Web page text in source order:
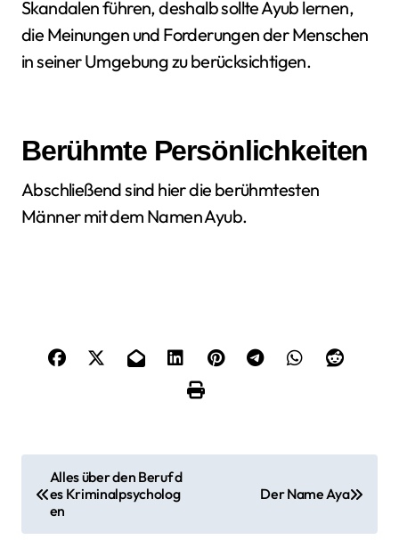
Skandalen führen, deshalb sollte Ayub lernen,
die Meinungen und Forderungen der Menschen
in seiner Umgebung zu berücksichtigen.
Berühmte Persönlichkeiten
Abschließend sind hier die berühmtesten
Männer mit dem Namen Ayub.
Alles über den Beruf d
es Kriminalpsycholog
en
Der Name Aya